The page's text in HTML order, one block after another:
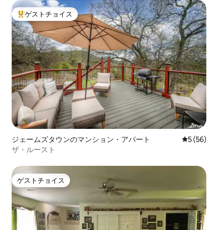
大好評のゲストチョイスです。
ゲストチョイス
ジェームズタウンのマンション・アパート レビュー
5 (56)
ザ・ルースト
ゲストチョイス
ゲストチョイス